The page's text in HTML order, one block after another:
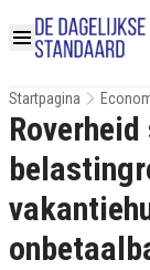
Startpagina